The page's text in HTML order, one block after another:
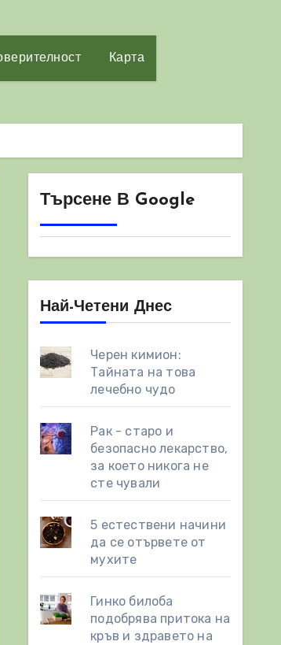
Карта
Търсене В Google
Най-Четени Днес
Черен кимион:
Тайната на това
лечебно чудо
Рак - старо и
безопасно лекарство,
за което никога не
сте чували
5 естествени начини
да се отървете от
мухите
Гинко билоба
подобрява притока на
кръв и здравето на